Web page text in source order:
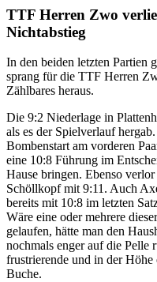
TTF Herren Zwo
Nichtabstieg
In den beiden letzten Partien
sprang für die TTF Herren
Zählbares heraus.
Die 9:2 Niederlage in
als es der Spielverlauf
Bombenstart am vorderen
eine 10:8 Führung im
Hause bringen. Ebenso
Schöllkopf mit 9:11. Auch
bereits mit 10:8 im letzten
Wäre eine oder mehrere
gelaufen, hätte man den
nochmals enger auf die Pelle
frustrierende und in der
Buche.